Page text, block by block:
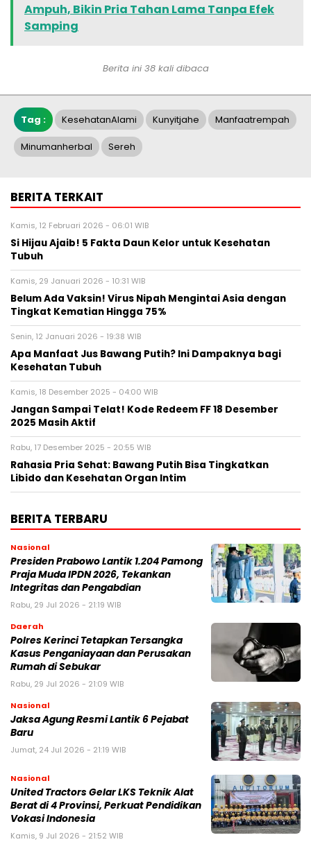
Ampuh, Bikin Pria Tahan Lama Tanpa Efek
Samping
Berita ini 38 kali dibaca
Tag : KesehatanAlami Kunyitjahe Manfaatrempah
Minumanherbal Sereh
BERITA TERKAIT
Kamis, 12 Februari 2026 - 06:01 WIB
Si Hijau Ajaib! 5 Fakta Daun Kelor untuk Kesehatan
Tubuh
Kamis, 29 Januari 2026 - 10:31 WIB
Belum Ada Vaksin! Virus Nipah Mengintai Asia dengan
Tingkat Kematian Hingga 75%
Senin, 12 Januari 2026 - 19:38 WIB
Apa Manfaat Jus Bawang Putih? Ini Dampaknya bagi
Kesehatan Tubuh
Kamis, 18 Desember 2025 - 04:00 WIB
Jangan Sampai Telat! Kode Redeem FF 18 Desember
2025 Masih Aktif
Rabu, 17 Desember 2025 - 20:55 WIB
Rahasia Pria Sehat: Bawang Putih Bisa Tingkatkan
Libido dan Kesehatan Organ Intim
BERITA TERBARU
Nasional
Presiden Prabowo Lantik 1.204 Pamong
Praja Muda IPDN 2026, Tekankan
Integritas dan Pengabdian
Rabu, 29 Jul 2026 - 21:19 WIB
Daerah
Polres Kerinci Tetapkan Tersangka
Kasus Penganiayaan dan Perusakan
Rumah di Sebukar
Rabu, 29 Jul 2026 - 21:09 WIB
Nasional
Jaksa Agung Resmi Lantik 6 Pejabat
Baru
Jumat, 24 Jul 2026 - 21:19 WIB
Nasional
United Tractors Gelar LKS Teknik Alat
Berat di 4 Provinsi, Perkuat Pendidikan
Vokasi Indonesia
Kamis, 9 Jul 2026 - 21:52 WIB